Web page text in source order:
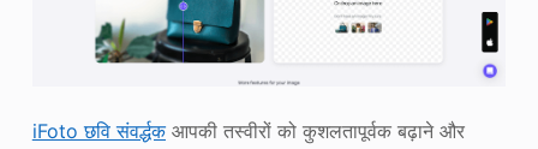
iFoto छवि संवर्द्धकआपकी तस्वीरों को कुशलतापूर्वक बढ़ाने और